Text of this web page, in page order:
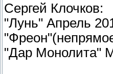
Сергей Клочков:
"Лунь" Апрель
"Дар Монолита"